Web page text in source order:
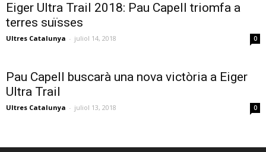
Eiger Ultra Trail 2018: Pau Capell triomfa a
terres suïsses
Ultres Catalunya - juliol 14, 2018 0
Pau Capell buscarà una nova victòria a Eiger
Ultra Trail
Ultres Catalunya - juliol 13, 2018 0